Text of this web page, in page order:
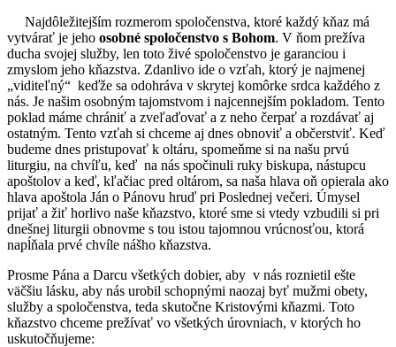
Najdôležitejším rozmerom spoločenstva, ktoré každý kňaz má
vytvárať je jeho osobné spoločenstvo s Bohom. V ňom prežíva
ducha svojej služby, len toto živé spoločenstvo je garanciou i
zmyslom jeho kňazstva. Zdanlivo ide o vzťah, ktorý je najmenej
„viditeľný“ keďže sa odohráva v skrytej komôrke srdca každého z
nás. Je našim osobným tajomstvom i najcennejším pokladom. Tento
poklad máme chrániť a zveľaďovať a z neho čerpať a rozdávať aj
ostatným. Tento vzťah si chceme aj dnes obnoviť a občerstviť. Keď
budeme dnes pristupovať k oltáru, spomeňme si na našu prvú
liturgiu, na chvíľu, keď na nás spočinuli ruky biskupa, nástupcu
apoštolov a keď, kľačiac pred oltárom, sa naša hlava oň opierala ako
hlava apoštola Ján o Pánovu hruď pri Poslednej večeri. Úmysel
prijať a žiť horlivo naše kňazstvo, ktoré sme si vtedy vzbudili si pri
dnešnej liturgii obnovme s tou istou tajomnou vrúcnosťou, ktorá
napĺňala prvé chvíle nášho kňazstva.
Prosme Pána a Darcu všetkých dobier, aby v nás roznietil ešte
väčšiu lásku, aby nás urobil schopnými naozaj byť mužmi obety,
služby a spoločenstva, teda skutočne Kristovými kňazmi. Toto
kňazstvo chceme prežívať vo všetkých úrovniach, v ktorých ho
uskutočňujeme: